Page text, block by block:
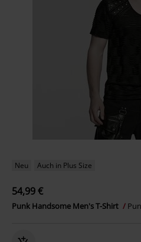
Neu Auch in Plus Size
54,99 €
Punk Handsome Men's T-Shirt